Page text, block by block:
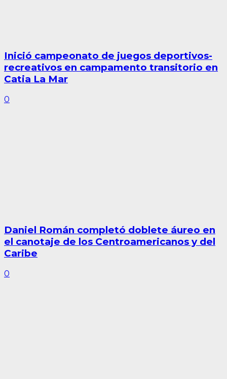
Inició campeonato de juegos deportivos-
recreativos en campamento transitorio en
Catia La Mar
0
Daniel Román completó doblete áureo en
el canotaje de los Centroamericanos y del
Caribe
0